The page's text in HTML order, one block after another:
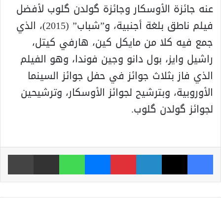
عنه جائزة الأوسكار وجائزة گولدن گلوب لأفضل
فيلم ناطق بلغة أجنبية، و”شباب” (2015)، الذي
جمع فيه كلا من مايكل كين، هارفي كيتل،
راشيل وايز، بول دانو وجين فوندا، وهو الفيلم
الذي فاز بثلاث جوائز في حفل جوائز السينما
الأوروبية، وبترشيح لجوائز الأوسكار، وترشيحين
لجوائز گولدن گلوب.
فيسبوك ‫X لينكدإن بينتيريست ماسنجر واتساب مشاركة عبر البريد